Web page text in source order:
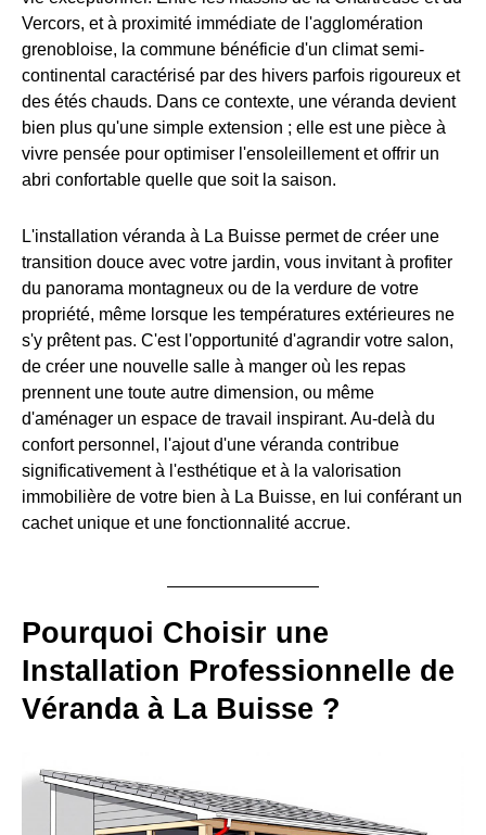
Vercors, et à proximité immédiate de l'agglomération
grenobloise, la commune bénéficie d'un climat semi-
continental caractérisé par des hivers parfois rigoureux et
des étés chauds. Dans ce contexte, une véranda devient
bien plus qu'une simple extension ; elle est une pièce à
vivre pensée pour optimiser l'ensoleillement et offrir un
abri confortable quelle que soit la saison.
L'installation véranda à La Buisse permet de créer une
transition douce avec votre jardin, vous invitant à profiter
du panorama montagneux ou de la verdure de votre
propriété, même lorsque les températures extérieures ne
s'y prêtent pas. C'est l'opportunité d'agrandir votre salon,
de créer une nouvelle salle à manger où les repas
prennent une toute autre dimension, ou même
d'aménager un espace de travail inspirant. Au-delà du
confort personnel, l'ajout d'une véranda contribue
significativement à l'esthétique et à la valorisation
immobilière de votre bien à La Buisse, en lui conférant un
cachet unique et une fonctionnalité accrue.
Pourquoi Choisir une
Installation Professionnelle de
Véranda à La Buisse ?